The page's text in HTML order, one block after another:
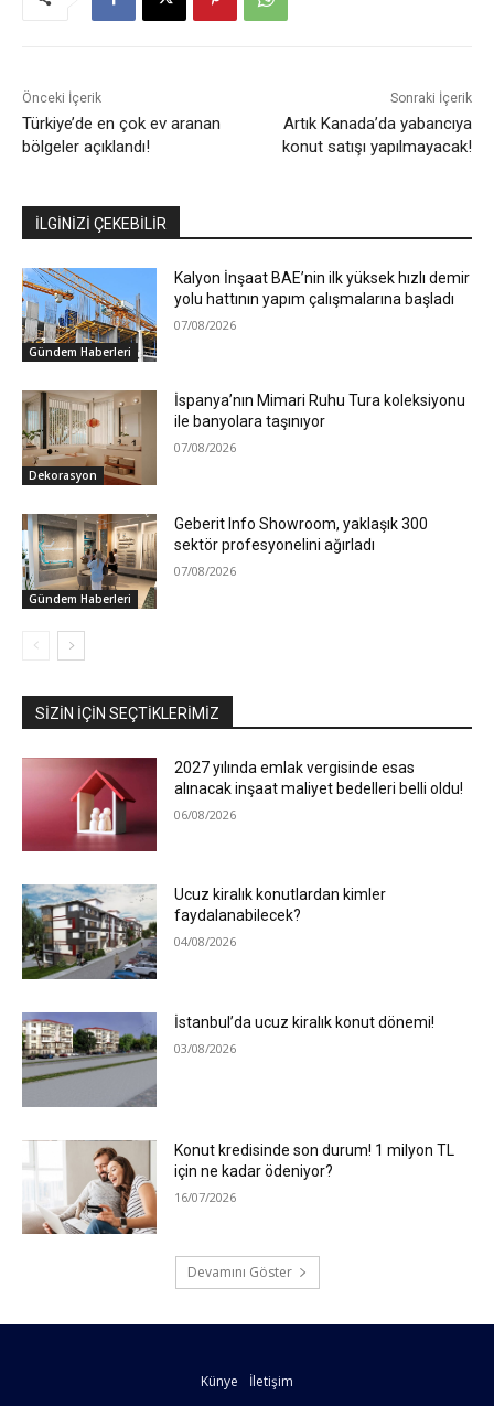
Önceki İçerik
Türkiye’de en çok ev aranan
bölgeler açıklandı!
Sonraki İçerik
Artık Kanada’da yabancıya
konut satışı yapılmayacak!
İLGİNİZİ ÇEKEBİLİR
Gündem Haberleri
Kalyon İnşaat BAE’nin ilk yüksek hızlı demir
yolu hattının yapım çalışmalarına başladı
07/08/2026
Dekorasyon
İspanya’nın Mimari Ruhu Tura koleksiyonu
ile banyolara taşınıyor
07/08/2026
Gündem Haberleri
Geberit Info Showroom, yaklaşık 300
sektör profesyonelini ağırladı
07/08/2026
SIZIN İÇIN SEÇTIKLERIMIZ
2027 yılında emlak vergisinde esas
alınacak inşaat maliyet bedelleri belli oldu!
06/08/2026
Ucuz kiralık konutlardan kimler
faydalanabilecek?
04/08/2026
İstanbul’da ucuz kiralık konut dönemi!
03/08/2026
Konut kredisinde son durum! 1 milyon TL
için ne kadar ödeniyor?
16/07/2026
Devamını Göster
Künye İletişim